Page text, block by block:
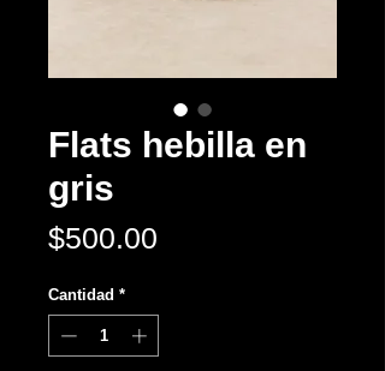
Flats hebilla en
gris
$500.00
Cantidad *